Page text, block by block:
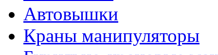
Автовышки
Краны манипуляторы